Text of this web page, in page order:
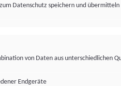
Datenschutz speichern und übermitteln
von Daten aus unterschiedlichen
Endgeräte